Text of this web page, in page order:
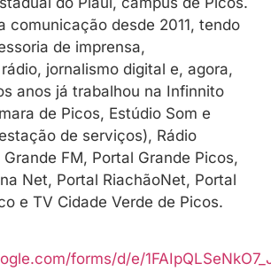
comunicação desde 2011, tendo
de imprensa,
jornalismo digital e, agora,
anos já trabalhou na Infinnito
de Picos, Estúdio Som e
de serviços), Rádio
FM, Portal Grande Picos,
Net, Portal RiachãoNet, Portal
e TV Cidade Verde de Picos.
forms/d/e/